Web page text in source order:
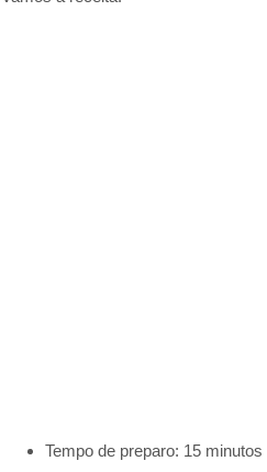
Tempo de preparo: 15 minutos